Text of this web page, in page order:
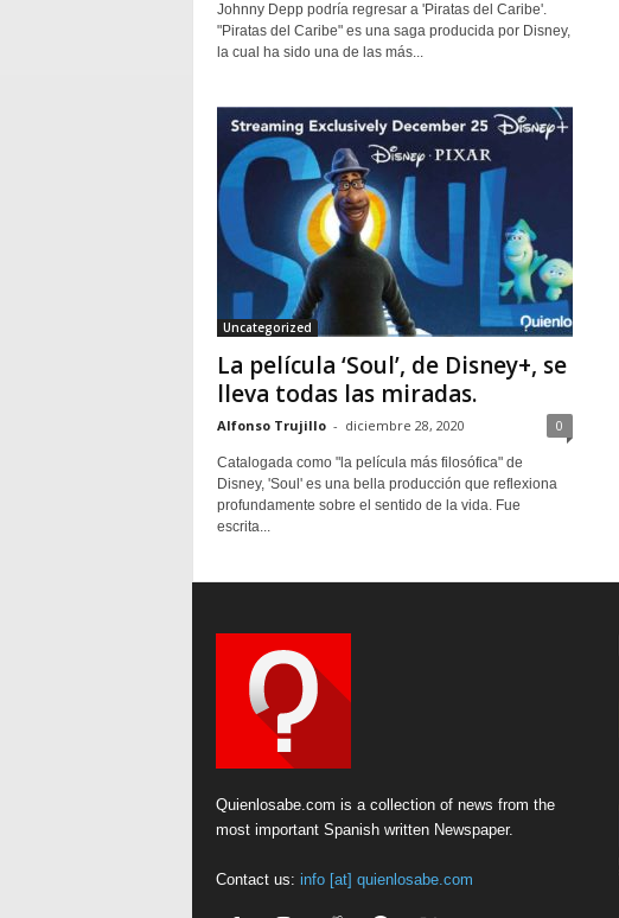
Johnny Depp podría regresar a 'Piratas del Caribe'.
"Piratas del Caribe" es una saga producida por Disney,
la cual ha sido una de las más...
Uncategorized
La película ‘Soul’, de Disney+, se
lleva todas las miradas.
Alfonso Trujillo - diciembre 28, 2020 0
Catalogada como "la película más filosófica" de
Disney, 'Soul' es una bella producción que reflexiona
profundamente sobre el sentido de la vida. Fue
escrita...
Quienlosabe.com is a collection of news from the
most important Spanish written Newspaper.
Contact us: info [at] quienlosabe.com